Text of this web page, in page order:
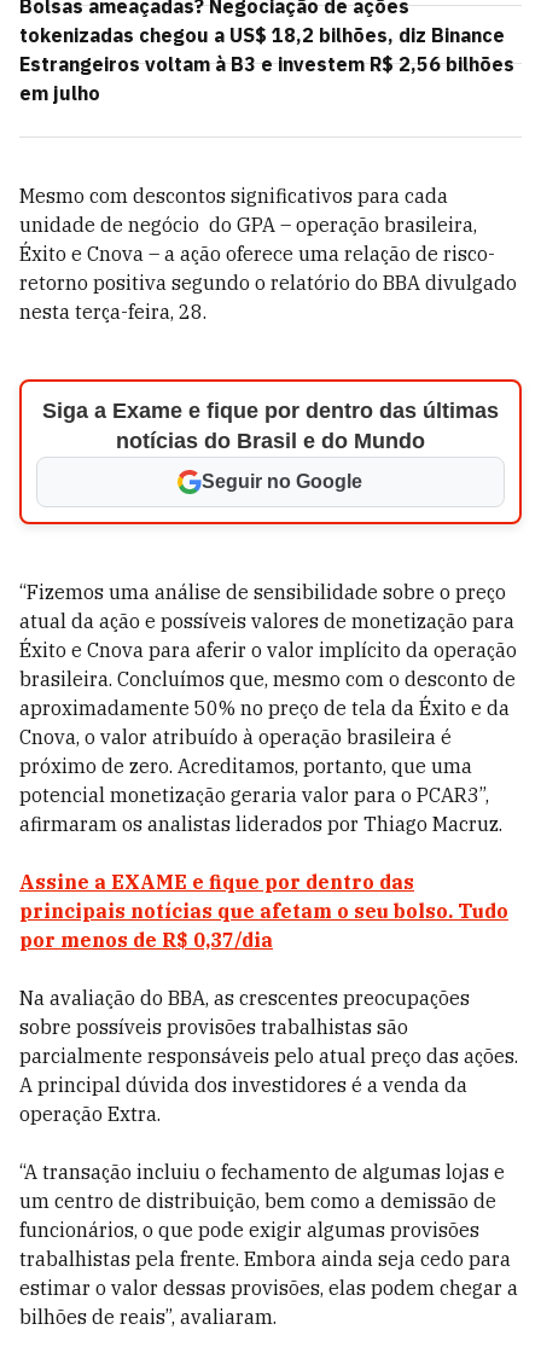
Bolsas ameaçadas? Negociação de ações
tokenizadas chegou a US$ 18,2 bilhões, diz Binance
Estrangeiros voltam à B3 e investem R$ 2,56 bilhões
em julho
Mesmo com descontos significativos para cada
unidade de negócio do GPA – operação brasileira,
Éxito e Cnova – a ação oferece uma relação de risco-
retorno positiva segundo o relatório do BBA divulgado
nesta terça-feira, 28.
Siga a Exame e fique por dentro das últimas
notícias do Brasil e do Mundo
Seguir no Google
“Fizemos uma análise de sensibilidade sobre o preço
atual da ação e possíveis valores de monetização para
Éxito e Cnova para aferir o valor implícito da operação
brasileira. Concluímos que, mesmo com o desconto de
aproximadamente 50% no preço de tela da Éxito e da
Cnova, o valor atribuído à operação brasileira é
próximo de zero. Acreditamos, portanto, que uma
potencial monetização geraria valor para o PCAR3”,
afirmaram os analistas liderados por Thiago Macruz.
Assine a EXAME e fique por dentro das
principais notícias que afetam o seu bolso. Tudo
por menos de R$ 0,37/dia
Na avaliação do BBA, as crescentes preocupações
sobre possíveis provisões trabalhistas são
parcialmente responsáveis ​​pelo atual preço das ações.
A principal dúvida dos investidores é a venda da
operação Extra.
“A transação incluiu o fechamento de algumas lojas e
um centro de distribuição, bem como a demissão de
funcionários, o que pode exigir algumas provisões
trabalhistas pela frente. Embora ainda seja cedo para
estimar o valor dessas provisões, elas podem chegar a
bilhões de reais”, avaliaram.